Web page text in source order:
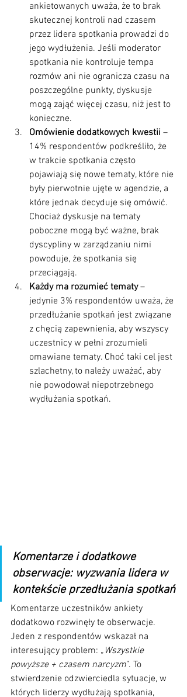
ankietowanych uważa, że to brak
skutecznej kontroli nad czasem
przez lidera spotkania prowadzi do
jego wydłużenia. Jeśli moderator
spotkania nie kontroluje tempa
rozmów ani nie ogranicza czasu na
poszczególne punkty, dyskusje
mogą zająć więcej czasu, niż jest to
konieczne.
Omówienie dodatkowych kwestii –
14% respondentów podkreśliło, że
w trakcie spotkania często
pojawiają się nowe tematy, które nie
były pierwotnie ujęte w agendzie, a
które jednak decyduje się omówić.
Chociaż dyskusje na tematy
poboczne mogą być ważne, brak
dyscypliny w zarządzaniu nimi
powoduje, że spotkania się
przeciągają.
Każdy ma rozumieć tematy –
jedynie 3% respondentów uważa, że
przedłużanie spotkań jest związane
z chęcią zapewnienia, aby wszyscy
uczestnicy w pełni zrozumieli
omawiane tematy. Choć taki cel jest
szlachetny, to należy uważać, aby
nie powodował niepotrzebnego
wydłużania spotkań.
Komentarze i dodatkowe
obserwacje: wyzwania lidera w
kontekście przedłużania spotkań
Komentarze uczestników ankiety
dodatkowo rozwinęły te obserwacje.
Jeden z respondentów wskazał na
interesujący problem: „ Wszystkie
powyższe + czasem narcyzm”. To
stwierdzenie odzwierciedla sytuacje, w
których liderzy wydłużają spotkania,